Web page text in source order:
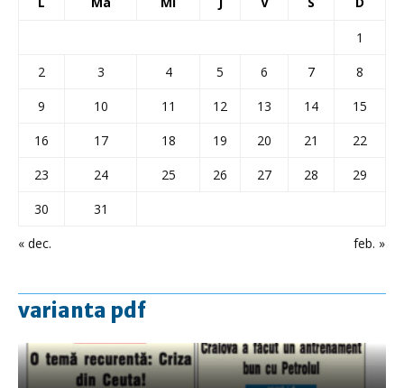
« dec. feb. »
1
2
3 4 5 6 7
8
9
10 11 12 13 14
15
16
17 18 19 20 21
22
23
24 25 26 27 28
29
30
31
varianta pdf